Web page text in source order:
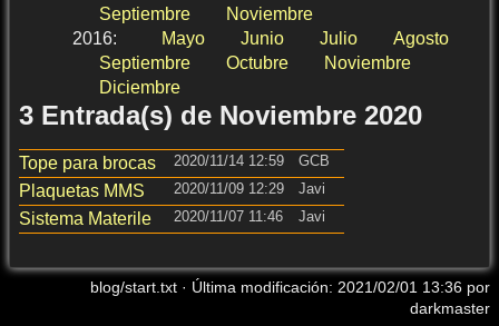
Septiembre
Noviembre
2016: Mayo Junio Julio
Agosto
Septiembre
Octubre
Noviembre
Diciembre
3 Entrada(s) de Noviembre 2020
Tope para brocas 2020/11/14 12:59 GCB
Plaquetas MMS 2020/11/09 12:29 Javi
Sistema Materile 2020/11/07 11:46 Javi
blog/start.txt · Última modificación: 2021/02/01 13:36 por
darkmaster